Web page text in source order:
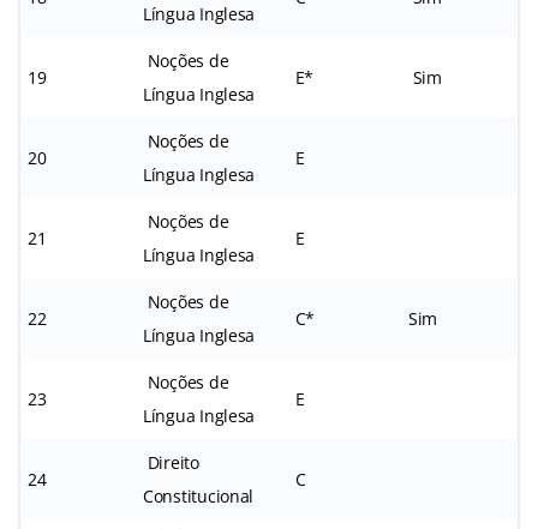
Língua Inglesa
19
Noções de
Língua Inglesa
E* Sim
20
Noções de
Língua Inglesa
E
21
Noções de
Língua Inglesa
E
22
Noções de
Língua Inglesa
C* Sim
23
Noções de
Língua Inglesa
E
24
Direito
Constitucional
C